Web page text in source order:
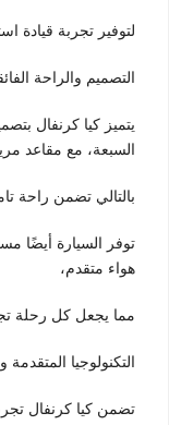
لتوفير تجربة قيادة
التصميم والراحة
يتميز كيا كرنفال
السبعة، مع مقاعد
بالتالي تضمن راحة
توفر السيارة أيضًا
هواء متقدم،
مما يجعل كل رحلة
التكنولوجيا المتقدمة
تضمن كيا كرنفال